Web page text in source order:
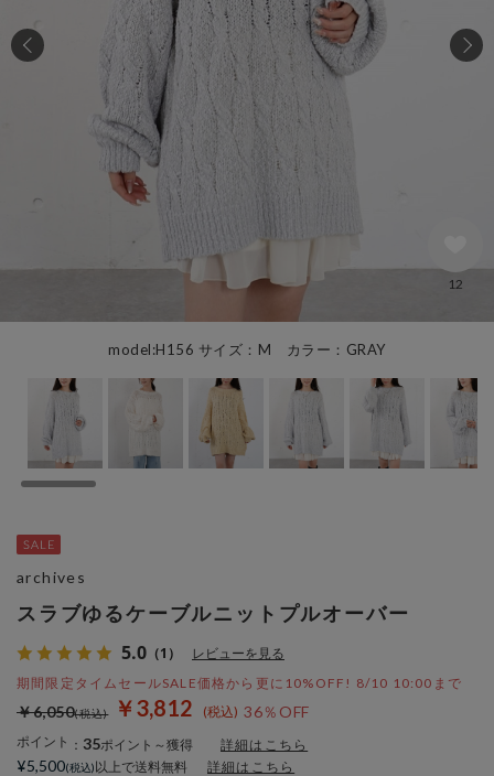
model:H156 サイズ：M カラー：GRAY
12
スラブゆるケーブルニットプルオーバー
5.0 （1） レビューを見る
期間限定タイムセールSALE価格から更に10%OFF! 8/10 10:00まで
￥3,812 36％OFF
￥6,050
ポイント ： 35ポイント～獲得 詳細はこちら
archives
¥5,500 以上で送料無料 詳細はこちら